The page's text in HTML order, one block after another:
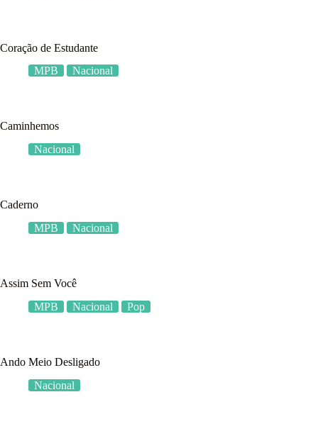
Coração de Estudante
MPB
Nacional
Caminhemos
Nacional
Caderno
MPB
Nacional
Assim Sem Você
MPB
Nacional Pop
Ando Meio Desligado
Nacional